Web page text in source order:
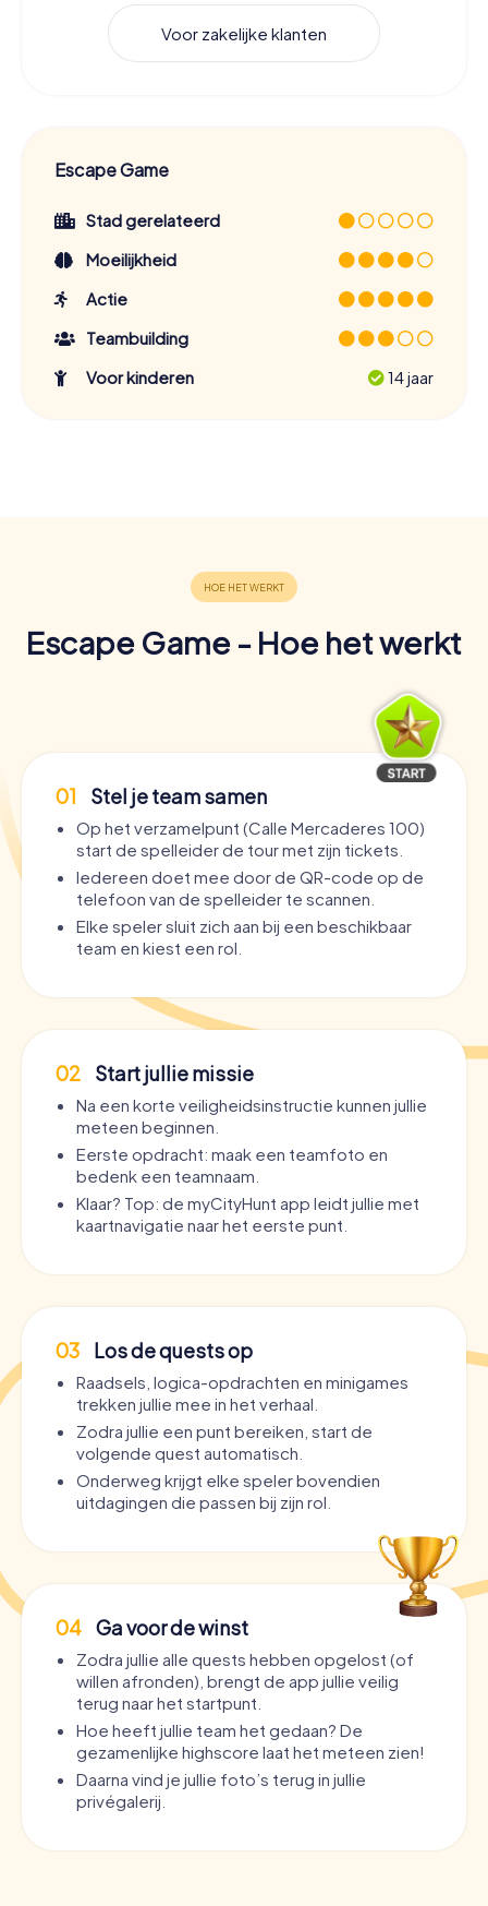
Voor zakelijke klanten
Escape Game
Stad gerelateerd
Moeilijkheid
Actie
Teambuilding
Voor kinderen
14 jaar
Escape Game - Hoe het werkt
01 Stel je team samen
Op het verzamelpunt (Calle Mercaderes 100)
start de spelleider de tour met zijn tickets.
Iedereen doet mee door de QR-code op de
telefoon van de spelleider te scannen.
Elke speler sluit zich aan bij een beschikbaar
team en kiest een rol.
02 Start jullie missie
Na een korte veiligheidsinstructie kunnen jullie
meteen beginnen.
Eerste opdracht: maak een teamfoto en
bedenk een teamnaam.
Klaar? Top: de myCityHunt app leidt jullie met
kaartnavigatie naar het eerste punt.
03 Los de quests op
Raadsels, logica-opdrachten en minigames
trekken jullie mee in het verhaal.
Zodra jullie een punt bereiken, start de
volgende quest automatisch.
Onderweg krijgt elke speler bovendien
uitdagingen die passen bij zijn rol.
04 Ga voor de winst
Zodra jullie alle quests hebben opgelost (of
willen afronden), brengt de app jullie veilig
terug naar het startpunt.
Hoe heeft jullie team het gedaan? De
gezamenlijke highscore laat het meteen zien!
Daarna vind je jullie foto’s terug in jullie
privégalerij.